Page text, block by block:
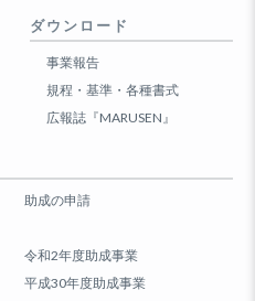
ダウンロード
事業報告
規程・基準・各種書式
広報誌『MARUSEN』
助成の申請
令和2年度助成事業
平成30年度助成事業